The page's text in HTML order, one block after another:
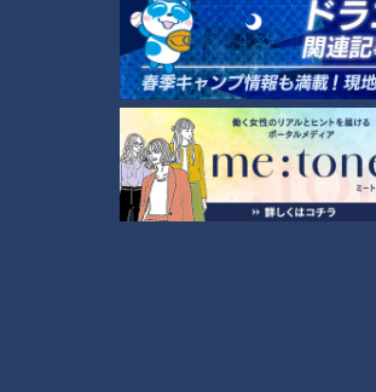
番組紹介
アナウンサー
アナウンサーYouTube企画
ホームページ
公式サイト